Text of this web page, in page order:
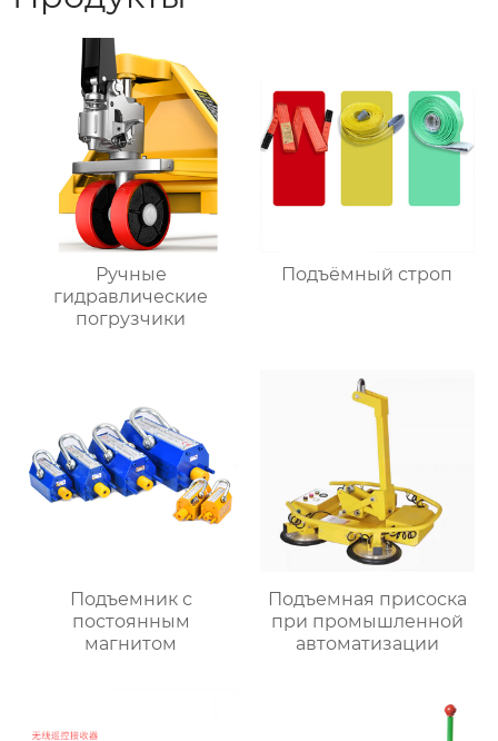
Ручные
гидравлические
погрузчики
Подъёмный строп
Подъемник с
постоянным
магнитом
Подъемная присоска
при промышленной
автоматизации